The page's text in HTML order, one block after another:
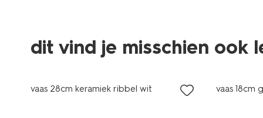
dit vind je misschien ook
vaas 28cm keramiek ribbel wit vaas 18cm